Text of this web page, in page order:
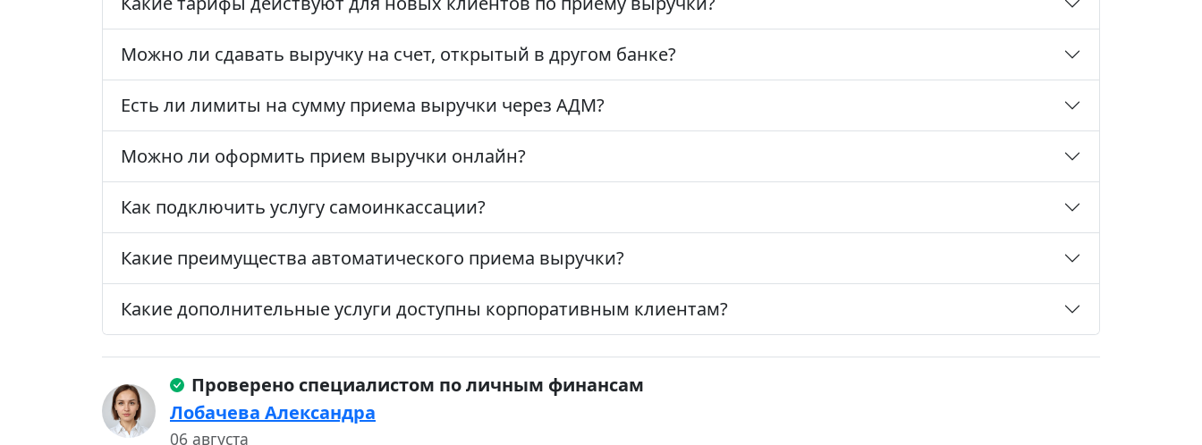
Можно ли сдавать выручку на счет, открытый в другом банке?
Есть ли лимиты на сумму приема выручки через АДМ?
Можно ли оформить прием выручки онлайн?
Как подключить услугу самоинкассации?
Какие преимущества автоматического приема выручки?
Какие дополнительные услуги доступны корпоративным клиентам?
Проверено специалистом по личным финансам
Лобачева Александра
06 августа